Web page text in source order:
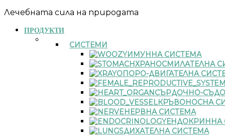
Лечебната сила на природата
ПРОДУКТИ
СИСТЕМИ
ИМУННА СИСТЕМА
ХРАНОСМИЛАТЕЛНА
ОПОРО-ДВИГАТЕЛНА
СЪРДОЧНО-
КРЪВОНОСНА
НЕРВНА СИСТЕМА
ЕНДОКРИННА
ДИХАТЕЛНА СИСТЕМА